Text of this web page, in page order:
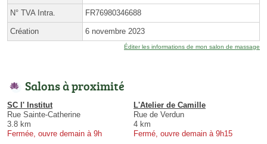
N° TVA Intra. FR76980346688
Création 6 novembre 2023
Éditer les informations de mon salon de massage
Salons à proximité
SC l' Institut
Rue Sainte-Catherine
3.8 km
Fermée, ouvre demain à 9h
L'Atelier de Camille
Rue de Verdun
4 km
Fermé, ouvre demain à 9h15